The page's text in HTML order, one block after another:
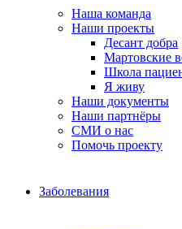
Наша команда
Наши проекты
Десант добра
Мартовские
Школа
Я живу
Наши документы
Наши партнёры
СМИ о нас
Помочь проекту
Заболевания